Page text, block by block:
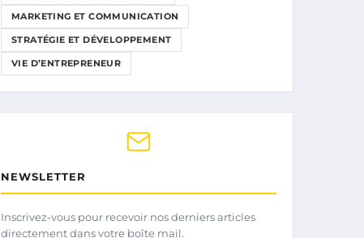
MARKETING ET COMMUNICATION
STRATÉGIE ET DÉVELOPPEMENT
VIE D’ENTREPRENEUR
NEWSLETTER
Inscrivez-vous pour recevoir nos derniers articles
directement dans votre boîte mail.